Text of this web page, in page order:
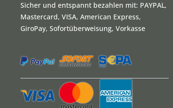
Sicher und entspannt bezahlen mit: PAYPAL,
Mastercard, VISA, American Express,
GiroPay, Sofortüberweisung, Vorkasse